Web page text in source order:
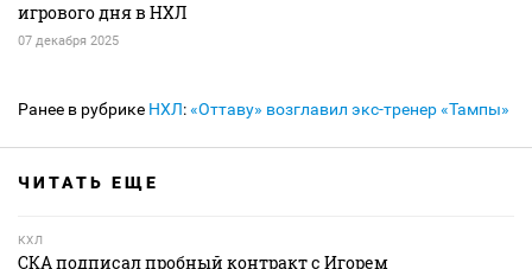
игрового дня в НХЛ
07 декабря 2025
Ранее в рубрике НХЛ:«Оттаву» возглавил экс-тренер «Тампы»
ЧИТАТЬ ЕЩЕ
КХЛ
СКА подписал пробный контракт с Игорем